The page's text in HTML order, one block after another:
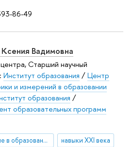
86-49
Ксения Вадимовна
Старший научный
Институт образования /Центр
и измерений в образовании
образования /
образовательных программ
оценивание в образовании навыки XXI века